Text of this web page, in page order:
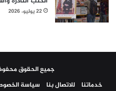
22 يوليو، 2026
جميع الحقوق محفوظة
خدماتنا
للاتصال بنا سياسة